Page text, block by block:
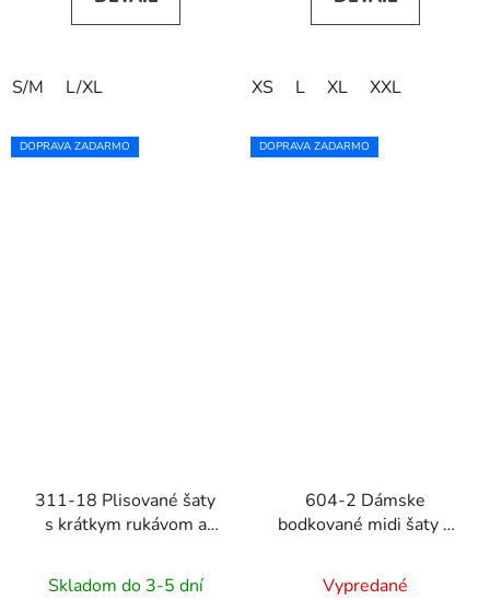
S/M L/XL XS L XL XXL
DOPRAVA ZADARMO
311-18 Plisované šaty
s krátkym rukávom a
Skladom do 3-5 dní
DOPRAVA ZADARMO
604-2 Dámske
bodkované midi šaty s
opaskom - biele
Vypredané